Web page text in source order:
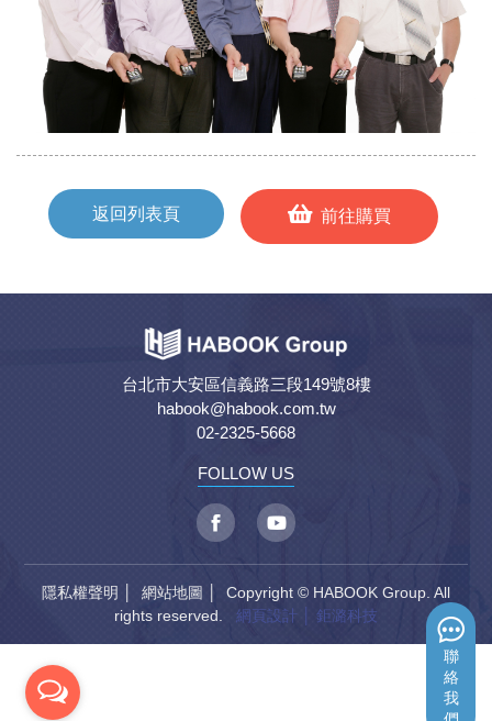
返回列表頁 前往購買
聯
絡
我
台北市大安區信義路三段149號8樓
habook@habook.com.tw
02-2325-5668
FOLLOW US
隱私權聲明 網站地圖
│ Copyright © HABOOK Group. All
rights reserved. 網頁設計 │ 鉅潞科技